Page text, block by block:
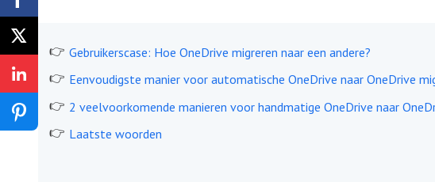
Gebruikerscase: Hoe OneDrive migreren naar een andere?
Eenvoudigste manier voor automatische OneDrive naar OneDrive
2 veelvoorkomende manieren voor handmatige OneDrive naar
Laatste woorden